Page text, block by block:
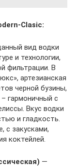
Clasic:
вид водки
и технологии,
фильтрации. В
артезианская
черной бузины,
гармоничный с
Вкус водки
и гладкость.
с закусками,
коктейлей.
—